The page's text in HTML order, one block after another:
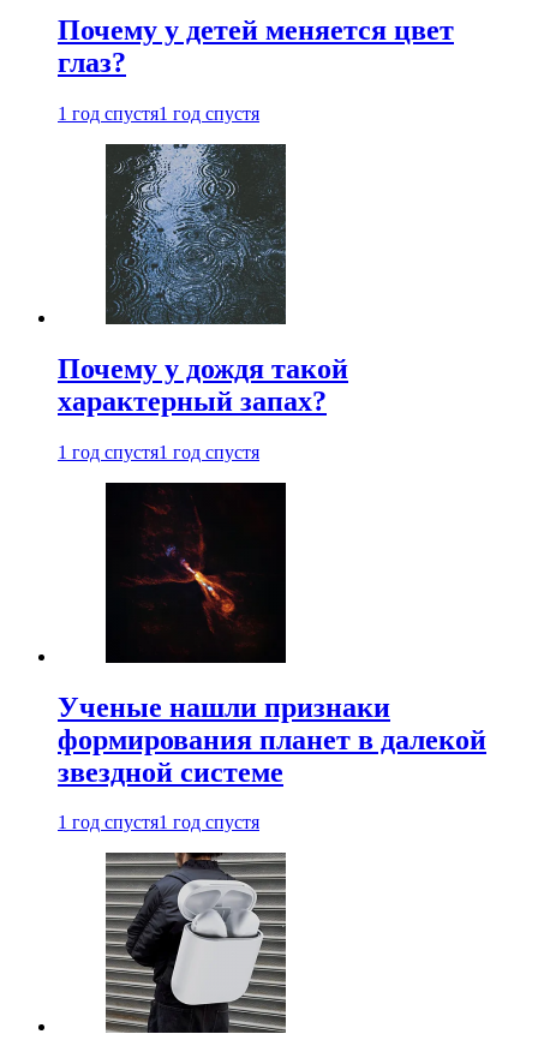
Почему у детей меняется цвет
глаз?
1 год спустя1 год спустя
Почему у дождя такой
характерный запах?
1 год спустя1 год спустя
Ученые нашли признаки
формирования планет в далекой
звездной системе
1 год спустя1 год спустя